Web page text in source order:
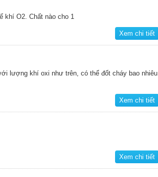
khí O2. Chất nào cho 1
Xem chi tiết
lượng khí oxi như trên, có thể đốt cháy bao nhiêu
Xem chi tiết
Xem chi tiết